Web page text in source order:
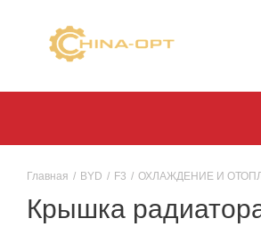
Главная / BYD / F3 / ОХЛАЖДЕНИЕ И
Крышка